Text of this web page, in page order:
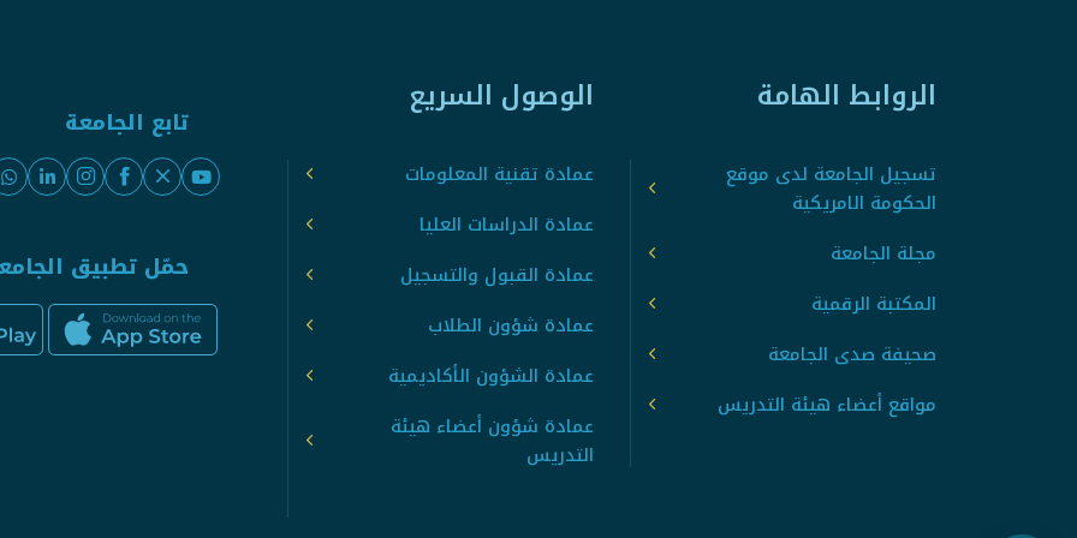
الروابط الهامة
تسجيل الجامعة لدى موقع
الحكومة الامريكية
مجلة الجامعة
المكتبة الرقمية
صحيفة صدى الجامعة
مواقع أعضاء هيئة التدريس
الوصول السريع
عمادة تقنية المعلومات
عمادة الدراسات العليا
عمادة القبول والتسجيل
عمادة شؤون الطلاب
عمادة الشؤون الأكاديمية
عمادة شؤون أعضاء هيئة
التدريس
تابع الجامعة
حمّل تطبيق